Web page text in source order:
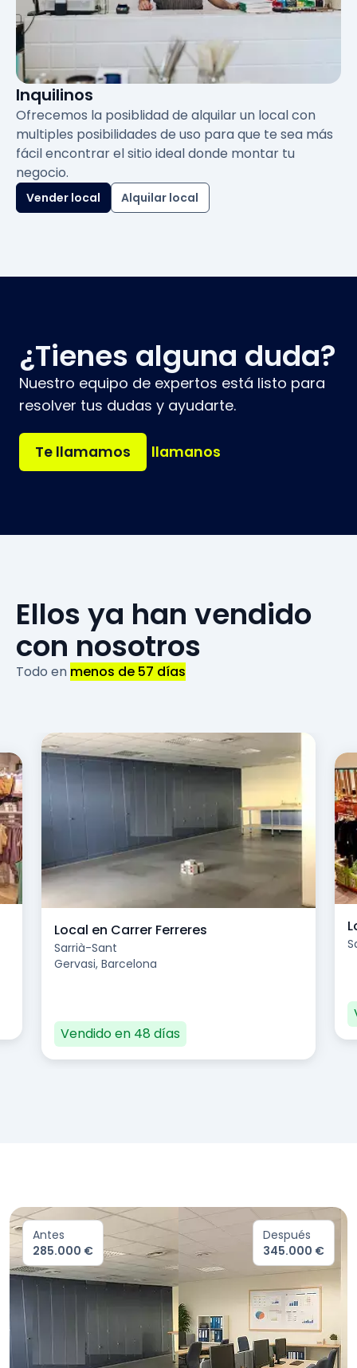
Inquilinos
Ofrecemos la posiblidad de alquilar un local con
multiples posibilidades de uso para que te sea más
fácil encontrar el sitio ideal donde montar tu
negocio.
Vender local Alquilar local
¿Tienes alguna duda?
Nuestro equipo de expertos está listo para
resolver tus dudas y ayudarte.
Te llamamos llamanos
Ellos ya han vendido
con nosotros
Todo en menos de 57 días
Local en Carrer Ferreres
Sarrià-Sant
Gervasi, Barcelona
Vendido en 48 días
Antes
285.000 €
Después
345.000 €